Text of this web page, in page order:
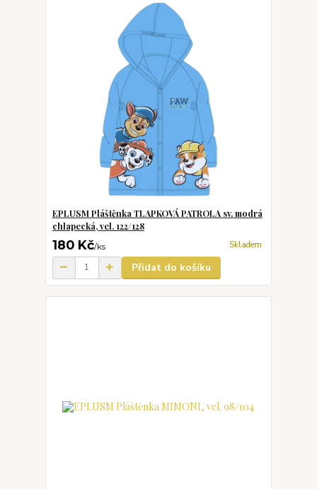
EPLUSM Pláštěnka TLAPKOVÁ PATROLA sv. modrá
chlapecká, vel. 122/128
180 Kč/ks Skladem
Přidat do košíku